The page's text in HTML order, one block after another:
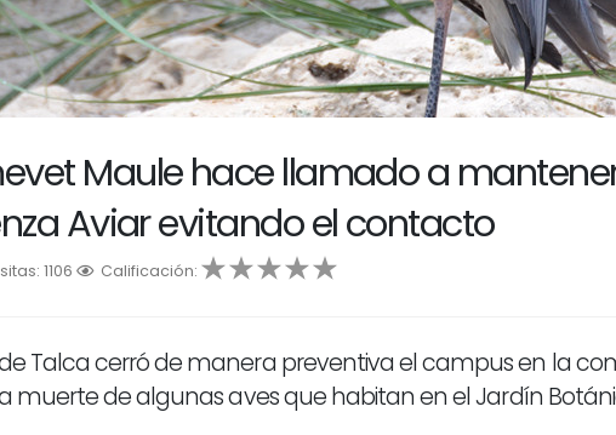
Maule hace llamado a
Aviar evitando el contacto
1106 Calificación:
1 2 3 4 5
de Talca cerró de manera preventiva el campus en la
muerte de algunas aves que habitan en el Jardín